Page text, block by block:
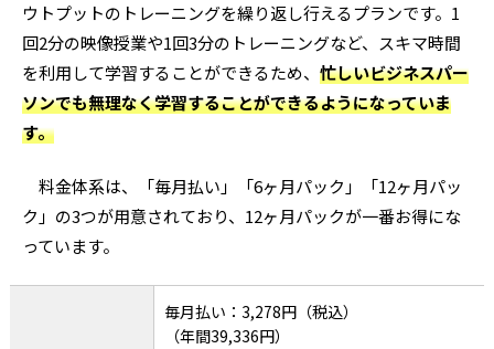
ウトプットのトレーニングを繰り返し行えるプランです。1
回2分の映像授業や1回3分のトレーニングなど、スキマ時間
を利用して学習することができるため、 忙しいビジネスパー
ソンでも無理なく学習することができるようになっていま
す。
料金体系は、「毎月払い」「6ヶ月パック」「12ヶ月パッ
ク」の3つが用意されており、12ヶ月パックが一番お得にな
っています。
毎月払い：3,278円（税込）
（年間39,336円）